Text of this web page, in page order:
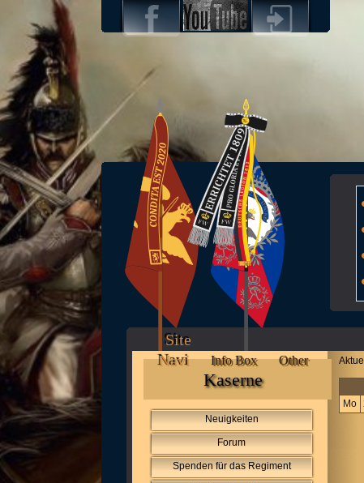
Site
Navi
Info Box Other
Kaserne
Neuigkeiten
Forum
Spenden für das Regiment
Mo